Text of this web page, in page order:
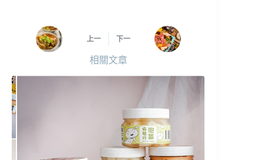
上一 下一
相關文章